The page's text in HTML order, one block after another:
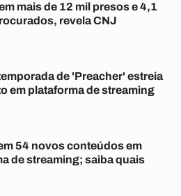
mais de 12 mil presos e 4,1
revela CNJ
de 'Preacher' estreia
em plataforma de streaming
54 novos conteúdos em
de streaming; saiba quais